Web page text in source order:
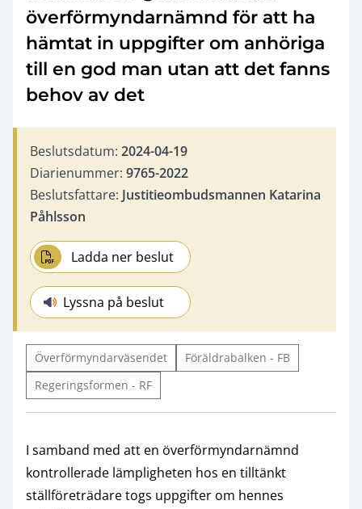
överförmyndarnämnd för att ha
hämtat in uppgifter om anhöriga
till en god man utan att det fanns
behov av det
Beslutsdatum: 2024-04-19
Diarienummer: 9765-2022
Beslutsfattare: Justitieombudsmannen Katarina
Påhlsson
Ladda ner beslut
Lyssna på beslut
Överförmyndarväsendet
Föräldrabalken - FB
Regeringsformen - RF
I samband med att en överförmyndarnämnd
kontrollerade lämpligheten hos en tilltänkt
ställföreträdare togs uppgifter om hennes